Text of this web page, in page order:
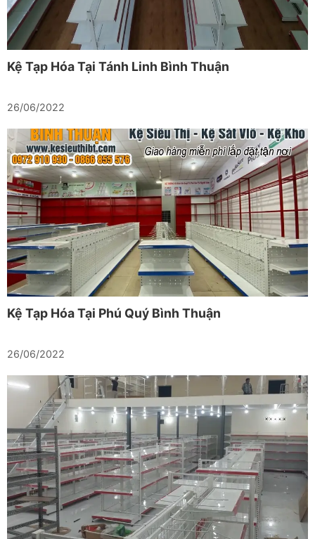
Kệ Tạp Hóa Tại Tánh Linh Bình Thuận
26/06/2022
Kệ Tạp Hóa Tại Phú Quý Bình Thuận
26/06/2022